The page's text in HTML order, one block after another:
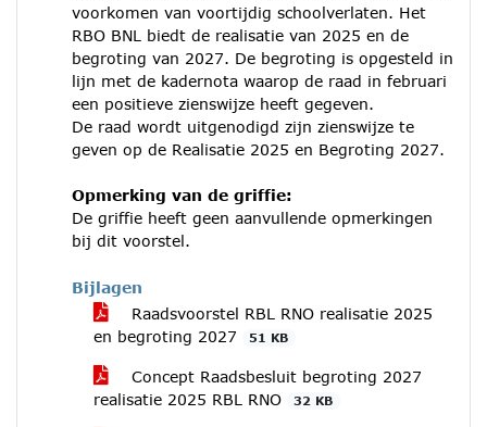
voorkomen van voortijdig schoolverlaten. Het
RBO BNL biedt de realisatie van 2025 en de
begroting van 2027. De begroting is opgesteld in
lijn met de kadernota waarop de raad in februari
een positieve zienswijze heeft gegeven.
De raad wordt uitgenodigd zijn zienswijze te
geven op de Realisatie 2025 en Begroting 2027.
Opmerking van de griffie:
De griffie heeft geen aanvullende opmerkingen
bij dit voorstel.
Bijlagen
Raadsvoorstel RBL RNO realisatie 2025
en begroting 2027
51 KB
Concept Raadsbesluit begroting 2027
realisatie 2025 RBL RNO
32 KB